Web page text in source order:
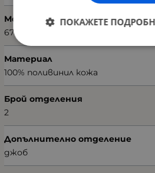
Модел чанта
673JCT1245
Материал
100% поливинил кожа
Брой отделения
2
Допълнително отделение
джоб
ПОКАЖЕТЕ